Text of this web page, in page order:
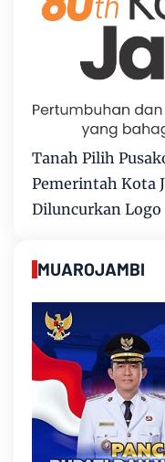
Tanah Pilih
Pemerintah Kota
Diluncurkan Logo
MUAROJAMBI